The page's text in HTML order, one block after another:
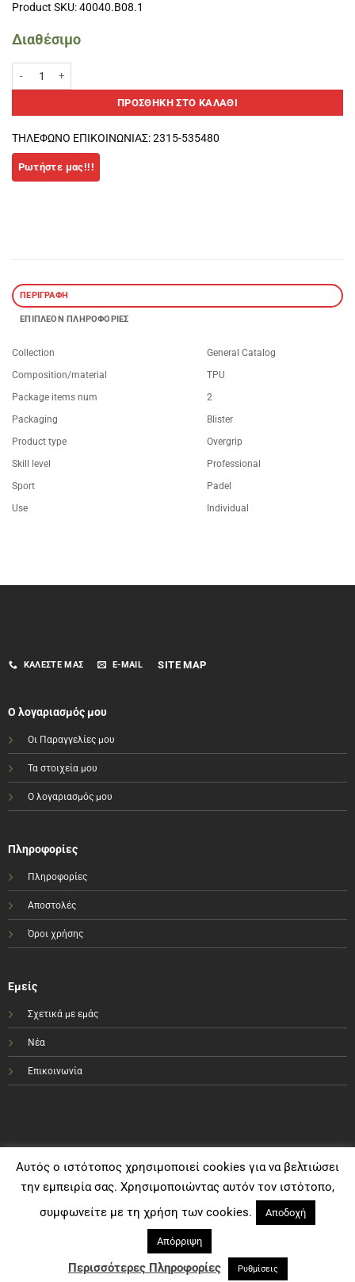
Product SKU: 40040.B08.1
Διαθέσιμο
ΠΡΟΣΘΉΚΗ ΣΤΟ ΚΑΛΆΘΙ
ΤΗΛΕΦΩΝΟ ΕΠΙΚΟΙΝΩΝΙΑΣ: 2315-535480
ΠΕΡΙΓΡΑΦΉ
ΕΠΙΠΛΈΟΝ ΠΛΗΡΟΦΟΡΊΕΣ
Collection
General Catalog
Composition/material
TPU
Package items num
2
Packaging
Blister
Product type
Overgrip
Skill level
Professional
Sport
Padel
Use
Individual
ΚΑΛΈΣΤΕ ΜΑΣ E-MAIL SITE MAP
Ο λογαριασμός μου
Οι Παραγγελίες μου
Τα στοιχεία μου
Ο λογαριασμός μου
Πληροφορίες
Πληροφορίες
Αποστολές
Όροι χρήσης
Εμείς
Σχετικά με εμάς
Νέα
Επικοινωνία
PayPal MasterCard
Transfer
On
Copyright e-sportshop.gr 2021©
Αυτός ο ιστότοπος χρησιμοποιεί cookies για να βελτιώσει
την εμπειρία σας. Χρησιμοποιώντας αυτόν τον ιστότοπο,
συμφωνείτε με τη χρήση των cookies.
Αποδοχή
Απόρριψη
Περισσότερες Πληροφορίες Ρυθμίσεις